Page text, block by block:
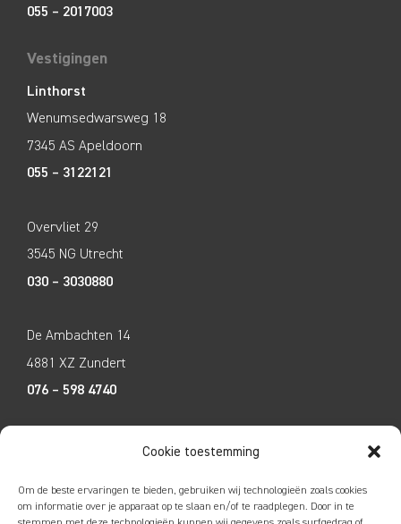
Cookie toestemming
Om de beste ervaringen te bieden, gebruiken wij technologieën zoals cookies
om informatie over je apparaat op te slaan en/of te raadplegen. Door in te
055 – 2017003
Vestigingen
Linthorst
Wenumsedwarsweg 18
7345 AS Apeldoorn
055 – 3122121
Overvliet 29
3545 NG Utrecht
030 – 3030880
De Ambachten 14
4881 XZ Zundert
076 – 598 4740
6365 ET Schinnen